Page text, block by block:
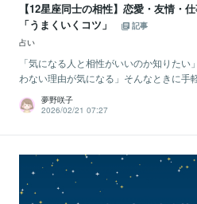
【12星座同士の相性】恋愛・友情・
「うまくいくコツ」
記事
占い
「気になる人と相性がいいのか知りた
わない理由が気になる」そんなときに手
夢野咲子
2026/02/21 07:27